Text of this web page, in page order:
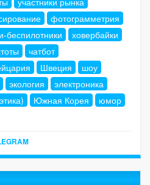
фотограмметрия
беспилотники
ховербайки
чатбот
Швеция
шоу
экология
электроника
Южная Корея
юмор